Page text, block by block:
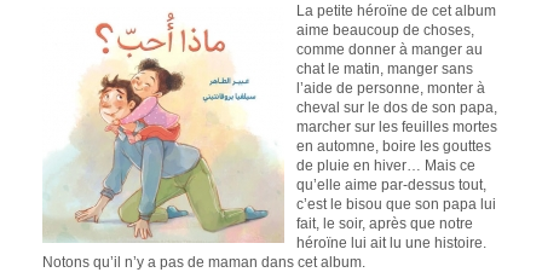
La petite héroïne de cet album
aime beaucoup de choses,
comme donner à manger au
chat le matin, manger sans
l’aide de personne, monter à
cheval sur le dos de son papa,
marcher sur les feuilles mortes
en automne, boire les gouttes
de pluie en hiver… Mais ce
qu’elle aime par-dessus tout,
c’est le bisou que son papa lui
fait, le soir, après que notre
héroïne lui ait lu une histoire.
Notons qu’il n’y a pas de maman dans cet album.